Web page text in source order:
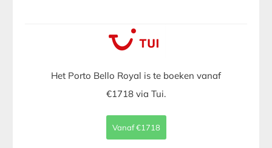
Het Porto Bello Royal is te boeken vanaf
€1718 via Tui.
Vanaf €1718